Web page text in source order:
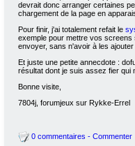
devrait donc arranger certaines
chargement de la page en
Pour finir, j'ai totalement refait le
exemple pour mettre vos
envoyer, sans n'avoir à les
Et juste une petite annecdote :
résultat dont je suis assez fier qui
Bonne visite,
7804j, forumjeux sur Rykke-Errel
0 commentaires - Commenter